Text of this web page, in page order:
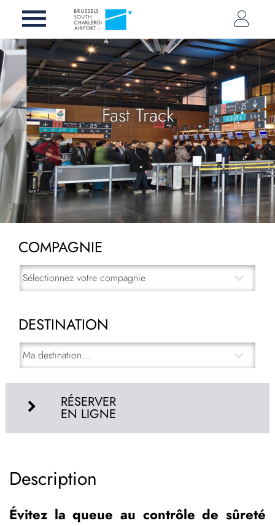
Fast Track
COMPAGNIE
DESTINATION
RÉSERVER
EN LIGNE
Description
Évitez la queue au contrôle de sûreté